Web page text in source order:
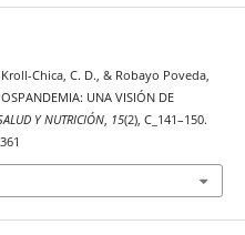
Chica, C. D., & Robayo Poveda,
UNA VISIÓN DE
Y NUTRICIÓN, 15(2), C_141–150.